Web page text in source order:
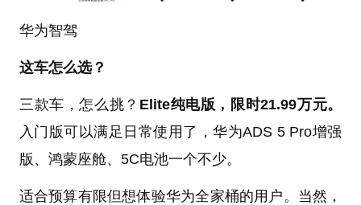
华为智驾
这车怎么选？
三款车，怎么挑？ Elite纯电版，限时21.99万元。
入门版可以满足日常使用了，华为ADS 5 Pro增强
版、鸿蒙座舱、5C电池一个不少。
适合预算有限但想体验华为全家桶的用户。当然，